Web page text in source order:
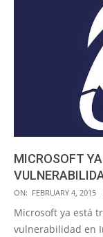
MICROSOFT
2015-
02-
04
ON: FEBRUARY 4, 2015
Microsoft ya está
vulnerabilidad en